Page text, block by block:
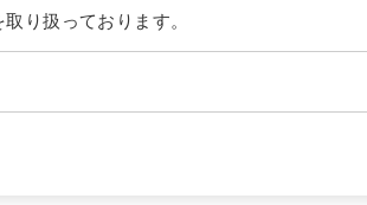
り扱っております。